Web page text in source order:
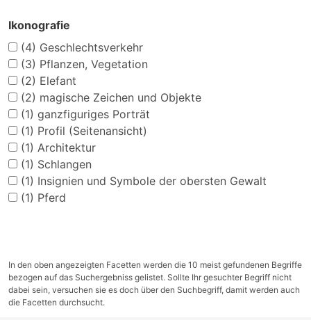
Ikonografie
(4) Geschlechtsverkehr
(3) Pflanzen, Vegetation
(2) Elefant
(2) magische Zeichen und Objekte
(1) ganzfiguriges Porträt
(1) Profil (Seitenansicht)
(1) Architektur
(1) Schlangen
(1) Insignien und Symbole der obersten Gewalt
(1) Pferd
In den oben angezeigten Facetten werden die 10 meist gefundenen Begriffe
bezogen auf das Suchergebniss gelistet. Sollte Ihr gesuchter Begriff nicht
dabei sein, versuchen sie es doch über den Suchbegriff, damit werden auch
die Facetten durchsucht.